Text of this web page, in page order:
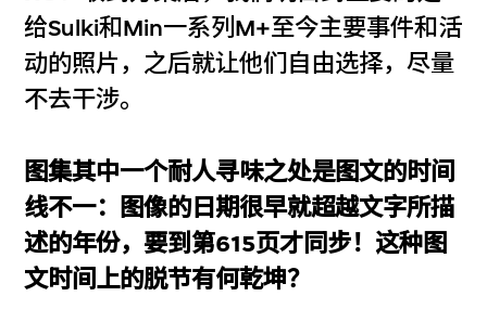
给Sulki和Min一系列M+至今主要事件和活
动的照片，之后就让他们自由选择，尽量
不去干涉。
图集其中一个耐人寻味之处是图文的时间
线不一：图像的日期很早就超越文字所描
述的年份，要到第615页才同步！这种图
文时间上的脱节有何乾坤？